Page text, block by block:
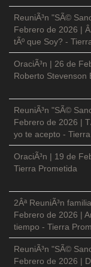
ReuniÃ³n "SÃ©
Febrero de 2026 |
tÃº que Soy? -
OraciÃ³n | 26 de
Roberto Stevenson
ReuniÃ³n "SÃ©
Febrero de 2026 |
yo te acepto -
OraciÃ³n | 19 de
Tierra Prometida
2Âª ReuniÃ³n
Febrero de 2026 |
tiempo - Tierra
ReuniÃ³n "SÃ©
Febrero de 2026 |